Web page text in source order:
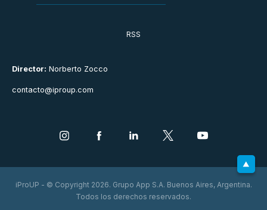
Director: Norberto Zocco
contacto@iproup.com
RSS
iProUP - © Copyright 2026. Grupo App S.A. Buenos Aires, Argentina.
Todos los derechos reservados.